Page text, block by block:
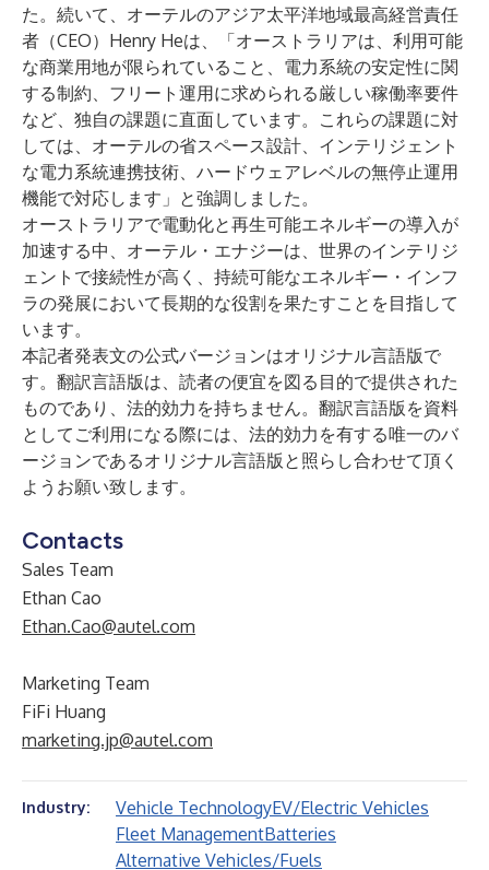
た。続いて、オーテルのアジア太平洋地域最高経営責任
者（CEO）Henry Heは、「オーストラリアは、利用可能
な商業用地が限られていること、電力系統の安定性に関
する制約、フリート運用に求められる厳しい稼働率要件
など、独自の課題に直面しています。これらの課題に対
しては、オーテルの省スペース設計、インテリジェント
な電力系統連携技術、ハードウェアレベルの無停止運用
機能で対応します」と強調しました。
オーストラリアで電動化と再生可能エネルギーの導入が
加速する中、オーテル・エナジーは、世界のインテリジ
ェントで接続性が高く、持続可能なエネルギー・インフ
ラの発展において長期的な役割を果たすことを目指して
います。
本記者発表文の公式バージョンはオリジナル言語版で
す。翻訳言語版は、読者の便宜を図る目的で提供された
ものであり、法的効力を持ちません。翻訳言語版を資料
としてご利用になる際には、法的効力を有する唯一のバ
ージョンであるオリジナル言語版と照らし合わせて頂く
ようお願い致します。
Contacts
Sales Team
Ethan Cao
Ethan.Cao@autel.com
Marketing Team
FiFi Huang
marketing.jp@autel.com
Industry: Vehicle TechnologyEV/Electric Vehicles
Fleet ManagementBatteries
Alternative Vehicles/Fuels